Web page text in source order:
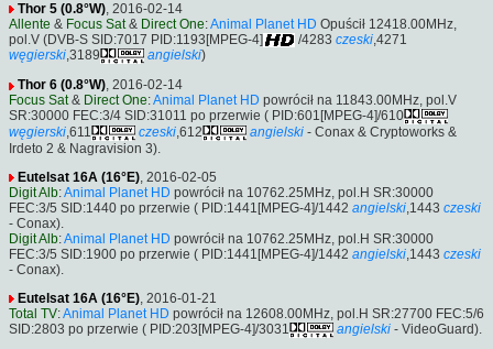
Thor 5 (0.8°W), 2016-02-14
Allente & Focus Sat& Direct One:Animal Planet HD Opuścił 12418.00MHz,
pol.V (DVB-S SID:7017 PID:1193[MPEG-4]
/4283 czeski,4271
węgierski,3189 angielski)
Thor 6 (0.8°W), 2016-02-14
Focus Sat& Direct One:Animal Planet HD powrócił na 11843.00MHz, pol.V
SR:30000 FEC:3/4 SID:31011 po przerwie ( PID:601[MPEG-4]/610
węgierski,611 czeski,612 angielski - Conax & Cryptoworks &
Irdeto 2 & Nagravision 3).
Eutelsat 16A (16°E), 2016-02-05
Digit Alb:Animal Planet HD powrócił na 10762.25MHz, pol.H SR:30000
FEC:3/5 SID:1440 po przerwie ( PID:1441[MPEG-4]/1442 angielski,1443 czeski
- Conax).
Digit Alb:Animal Planet HD powrócił na 10762.25MHz, pol.H SR:30000
FEC:3/5 SID:1900 po przerwie ( PID:1441[MPEG-4]/1442 angielski,1443 czeski
- Conax).
Eutelsat 16A (16°E), 2016-01-21
Total TV:Animal Planet HD powrócił na 12608.00MHz, pol.H SR:27700 FEC:5/6
SID:2803 po przerwie ( PID:203[MPEG-4]/3031
angielski - VideoGuard).